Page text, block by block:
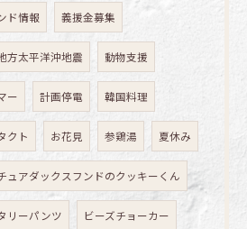
ド情報 義援金募集
方太平洋沖地震 動物支援
ー 計画停電 韓国料理
クト お花見 参鶏湯 夏休み
ュアダックスフンドのクッキーくん
リーパンツ ビーズチョーカー